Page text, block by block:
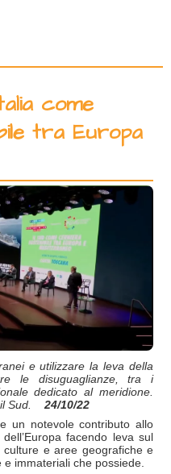
come
tra Europa
e utilizzare la leva della
le disuguaglianze, tra i
dedicato al meridione.
il Sud. 24/10/22
un notevole contributo allo
facendo leva sul
e aree geografiche e
immateriali che possiede.